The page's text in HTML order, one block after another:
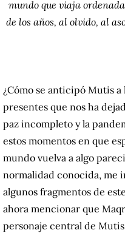
mundo que viaja
de los años, al olvido, al
¿Cómo se anticipó Mutis a
presentes que nos ha
paz incompleto y la
estos momentos en que
mundo vuelva a algo
normalidad conocida, me
algunos fragmentos de
ahora mencionar que
personaje central de